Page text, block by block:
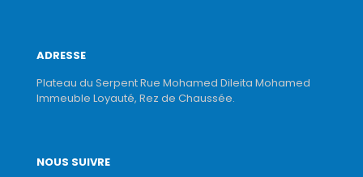
ADRESSE
Plateau du Serpent Rue Mohamed Dileita Mohamed
Immeuble Loyauté, Rez de Chaussée.
NOUS SUIVRE